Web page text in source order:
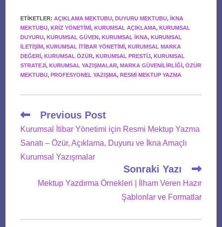
ETIKETLER:AÇIKLAMA MEKTUBU, DUYURU MEKTUBU, IKNA
MEKTUBU, KRIZ YÖNETIMI, KURUMSAL AÇIKLAMA, KURUMSAL
DUYURU, KURUMSAL GÜVEN, KURUMSAL IKNA, KURUMSAL
ILETIŞIM, KURUMSAL ITIBAR YÖNETIMI, KURUMSAL MARKA
DEĞERI, KURUMSAL ÖZÜR, KURUMSAL PRESTIJ, KURUMSAL
STRATEJI, KURUMSAL YAZIŞMALAR, MARKA GÜVENILIRLIĞI, ÖZÜR
MEKTUBU, PROFESYONEL YAZIŞMA, RESMI MEKTUP YAZMA
Read
more
articles
Previous Post
Kurumsal İtibar Yönetimi için Resmi Mektup Yazma
Sanatı – Özür, Açıklama, Duyuru ve İkna Amaçlı
Kurumsal Yazışmalar
Sonraki Yazı
Mektup Yazdırma Örnekleri | İlham Veren Hazır
Şablonlar ve Formatlar